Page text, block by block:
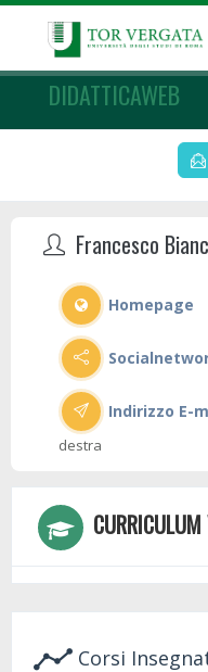
DIDATTICAWEB
Francesco
Homepage
Indirizzo E-
destra
Corsi